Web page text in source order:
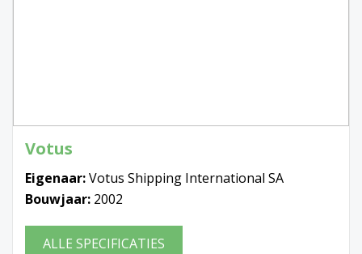
Votus
Eigenaar:Votus Shipping International SA
Bouwjaar: 2002
ALLE SPECIFICATIES